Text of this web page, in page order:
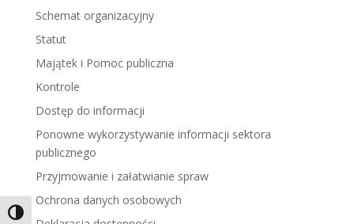
Toggle High Contrast
Schemat organizacyjny
Statut
Majątek i Pomoc publiczna
Kontrole
Dostęp do informacji
Ponowne wykorzystywanie informacji sektora
publicznego
Przyjmowanie i załatwianie spraw
Ochrona danych osobowych